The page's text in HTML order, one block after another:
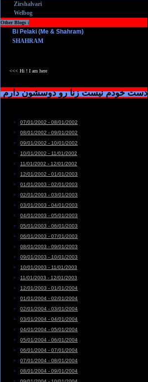
Zirshalvari
Welbog
Other Blogs :
Bi Pelaki (Me & Shahram)
SHAHRAM
<<< Hi ! I am here
دست خودم نیست زنا رو دوسشون دارم
07/01/2002 - 08/01/2002
08/01/2002 - 09/01/2002
09/01/2002 - 10/01/2002
10/01/2002 - 11/01/2002
11/01/2002 - 12/01/2002
12/01/2002 - 01/01/2003
01/01/2003 - 02/01/2003
02/01/2003 - 03/01/2003
03/01/2003 - 04/01/2003
04/01/2003 - 05/01/2003
05/01/2003 - 06/01/2003
06/01/2003 - 07/01/2003
08/01/2003 - 09/01/2003
09/01/2003 - 10/01/2003
10/01/2003 - 11/01/2003
11/01/2003 - 12/01/2003
12/01/2003 - 01/01/2004
01/01/2004 - 02/01/2004
02/01/2004 - 03/01/2004
03/01/2004 - 04/01/2004
04/01/2004 - 05/01/2004
05/01/2004 - 06/01/2004
06/01/2004 - 07/01/2004
07/01/2004 - 08/01/2004
08/01/2004 - 09/01/2004